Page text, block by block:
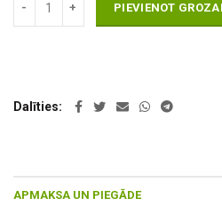
PIEVIENOT
Dalīties
APMAKSA UN PIEGĀDE